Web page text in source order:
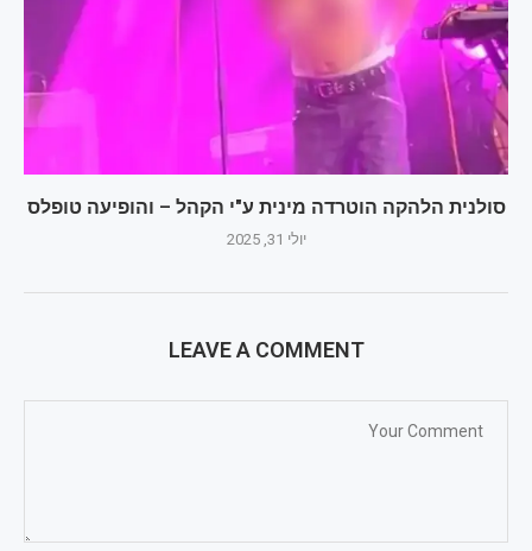
סולנית הלהקה הוטרדה מינית ע"י הקהל – והופיעה טופלס
יולי 31, 2025
LEAVE A COMMENT